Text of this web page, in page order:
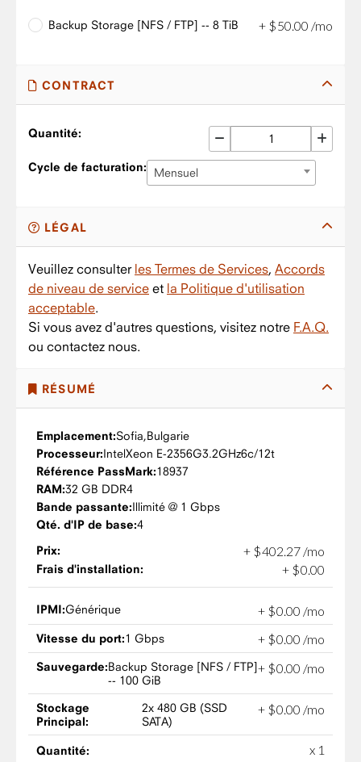
Backup Storage [NFS / FTP] -- 8 TiB + $50.00 /mo
CONTRACT
Quantité:
Cycle de facturation: Mensuel
LÉGAL
Veuillez consulter les Termes de Services, Accords
de niveau de service et la Politique d'utilisation
acceptable.
Si vous avez d'autres questions, visitez notre F.A.Q.
ou contactez nous.
RÉSUMÉ
Emplacement:Sofia,Bulgarie
Processeur:IntelXeon E-2356G3.2GHz6c/12t
Référence PassMark:18937
RAM:32 GB DDR4
Bande passante:Illimité @ 1 Gbps
Qté. d'IP de base:4
Prix:
+ $402.27 /mo
Frais d'installation: + $0.00
IPMI:Générique + $0.00 /mo
Vitesse du port:1 Gbps + $0.00 /mo
Sauvegarde:Backup Storage [NFS / FTP]
-- 100 GiB
+ $0.00 /mo
Stockage
Principal:
2x 480 GB (SSD
SATA)
+ $0.00 /mo
Quantité: x 1